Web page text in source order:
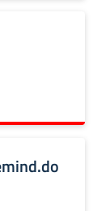
15-